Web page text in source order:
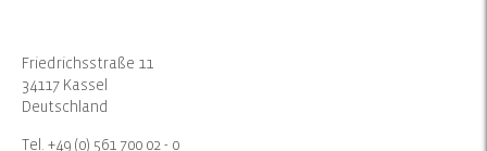
Friedrichsstraße 11
34117 Kassel
Deutschland
Tel. +49 (0) 561 700 02 - 0